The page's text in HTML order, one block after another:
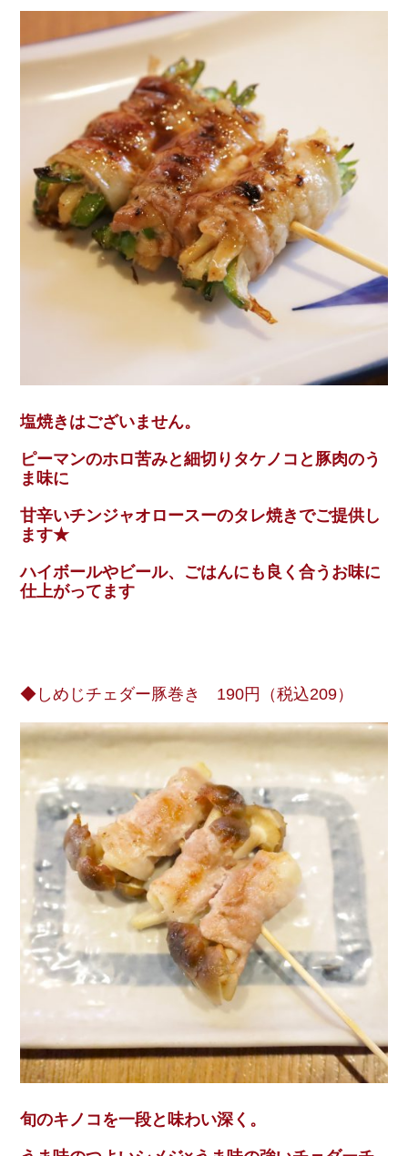
塩焼きはございません。
ピーマンのホロ苦みと細切りタケノコと豚肉のう
ま味に
甘辛いチンジャオロースーのタレ焼きでご提供し
ます★
ハイボールやビール、ごはんにも良く合うお味に
仕上がってます
◆しめじチェダー豚巻き 190円（税込209）
旬のキノコを一段と味わい深く。